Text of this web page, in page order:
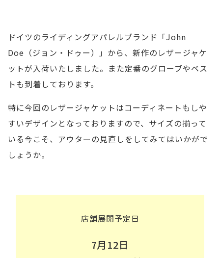
ドイツのライディングアパレルブランド「John
Doe（ジョン・ドゥー）」から、新作のレザージャケ
ットが入荷いたしました。また定番のグローブやベス
トも到着しております。
特に今回のレザージャケットはコーディネートもしや
すいデザインとなっておりますので、サイズの揃って
いる今こそ、アウターの見直しをしてみてはいかがで
しょうか。
店舗展開予定日
7月12日